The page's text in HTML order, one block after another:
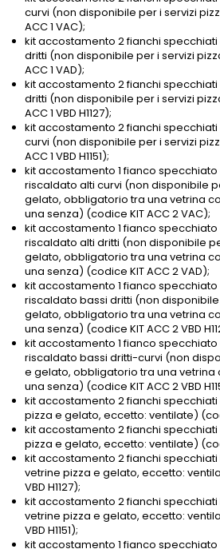
curvi (non disponibile per i servizi
ACC 1 VAC);
kit accostamento 2 fianchi
dritti (non disponibile per i servizi
ACC 1 VAD);
kit accostamento 2 fianchi
dritti (non disponibile per i servizi
ACC 1 VBD H1127);
kit accostamento 2 fianchi
curvi (non disponibile per i servizi
ACC 1 VBD H1151);
kit accostamento 1 fianco
riscaldato alti curvi (non disponibile
gelato, obbligatorio tra una vetrina
una senza) (codice KIT ACC 2 VAC);
kit accostamento 1 fianco
riscaldato alti dritti (non disponibile
gelato, obbligatorio tra una vetrina
una senza) (codice KIT ACC 2 VAD);
kit accostamento 1 fianco
riscaldato bassi dritti (non
gelato, obbligatorio tra una vetrina
una senza) (codice KIT ACC 2 VBD
kit accostamento 1 fianco
riscaldato bassi dritti-curvi (non
e gelato, obbligatorio tra una vetrina
una senza) (codice KIT ACC 2 VBD
kit accostamento 2 fianchi
pizza e gelato, eccetto: ventilate)
kit accostamento 2 fianchi
pizza e gelato, eccetto: ventilate)
kit accostamento 2 fianchi
vetrine pizza e gelato, eccetto:
VBD H1127);
kit accostamento 2 fianchi
vetrine pizza e gelato, eccetto:
VBD H1151);
kit accostamento 1 fianco